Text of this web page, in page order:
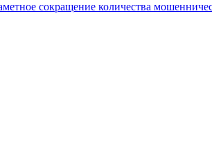
сокращение количества